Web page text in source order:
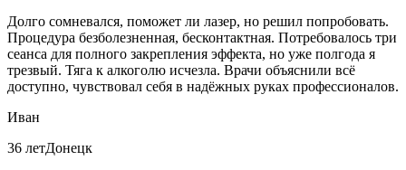
Долго сомневался, поможет ли лазер, но решил попробовать.
Процедура безболезненная, бесконтактная. Потребовалось три
сеанса для полного закрепления эффекта, но уже полгода я
трезвый. Тяга к алкоголю исчезла. Врачи объяснили всё
доступно, чувствовал себя в надёжных руках профессионалов.
Иван
36 летДонецк